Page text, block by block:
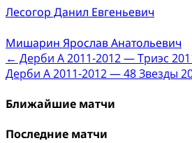
Лесогор Данил Евгеньевич
Мишарин Ярослав Анатольевич
Post
navigation
← Дерби А 2011-2012 — Триэс
Дерби А 2011-2012 — 48 Звезды
Ближайшие матчи
Последние матчи